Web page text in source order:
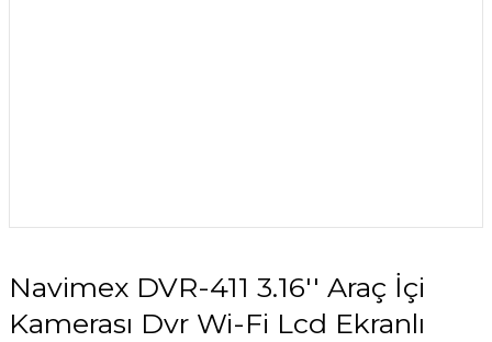
Navimex DVR-411 3.16'' Araç İçi
Kamerası Dvr Wi-Fi Lcd Ekranlı